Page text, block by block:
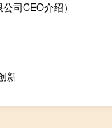
司CEO介绍）
新